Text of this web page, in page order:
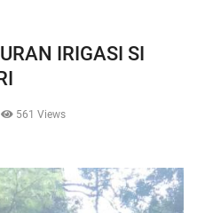
IRIGASI SI
561 Views